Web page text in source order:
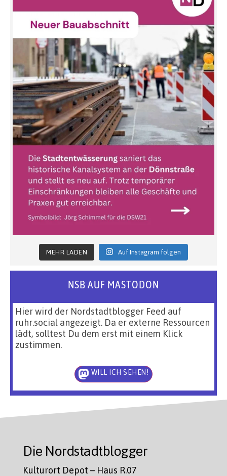
MEHR LADEN Auf Instagram folgen
NSB AUF MASTODON
Hier wird der Nordstadtblogger Feed auf
ruhr.social angezeigt. Da er externe Ressourcen
lädt, solltest Du dem erst mit einem Klick
zustimmen.
WILL ICH SEHEN!
Die Nordstadtblogger
Kulturort Depot – Haus R.07